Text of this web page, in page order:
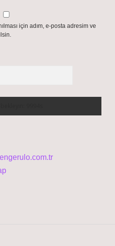
için adım, e-posta adresim ve